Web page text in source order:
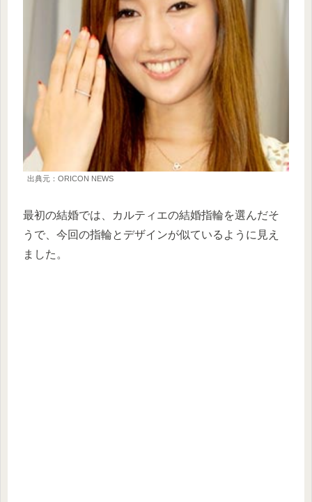
出典元：ORICON NEWS
最初の結婚では、カルティエの結婚指輪を選んだそ
うで、今回の指輪とデザインが似ているように見え
ました。